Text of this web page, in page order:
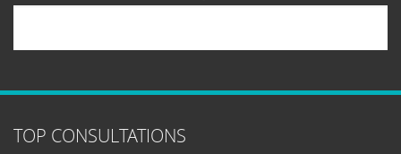
TOP CONSULTATIONS